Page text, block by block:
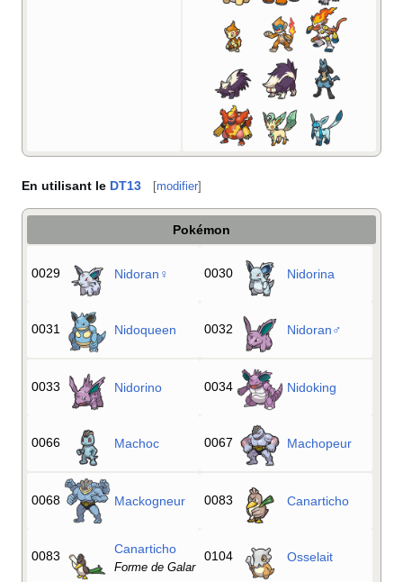
En utilisant le DT13 [modifier]
Pokémon
0029 Nidoran♀ 0030 Nidorina
0031 Nidoqueen 0032 Nidoran♂
0033 Nidorino 0034 Nidoking
0066 Machoc 0067 Machopeur
0068 Mackogneur 0083 Canarticho
0083 Canarticho
Forme de Galar
0104 Osselait